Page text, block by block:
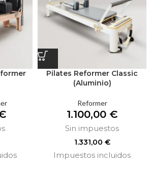
Pilates Reformer Classic
(Aluminio)
Reformer
1.100,00 €
Sin impuestos
1.331,00 €
Impuestos incluidos